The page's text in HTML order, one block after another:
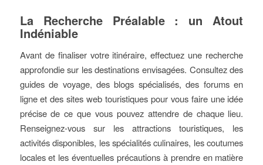
La Recherche Préalable : un Atout
Indéniable
Avant de finaliser votre itinéraire, effectuez une recherche
approfondie sur les destinations envisagées. Consultez des
guides de voyage, des blogs spécialisés, des forums en
ligne et des sites web touristiques pour vous faire une idée
précise de ce que vous pouvez attendre de chaque lieu.
Renseignez-vous sur les attractions touristiques, les
activités disponibles, les spécialités culinaires, les coutumes
locales et les éventuelles précautions à prendre en matière